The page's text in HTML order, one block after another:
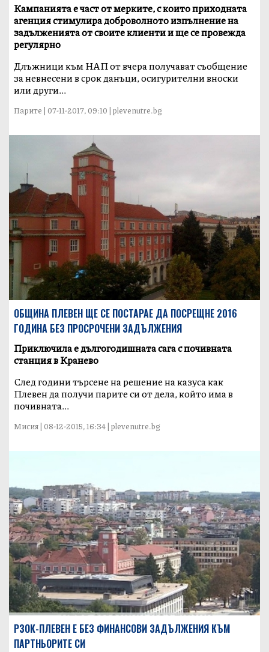
Кампанията е част от мерките, с които приходната
агенция стимулира доброволното изпълнение на
задълженията от своите клиенти и ще се провежда
регулярно
Длъжници към НАП от вчера получават съобщение
за невнесени в срок данъци, осигурителни вноски
или други...
Парите | 07-11-2017, 09:10 | plevenutre.bg
ОБЩИНА ПЛЕВЕН ЩЕ СЕ ПОСТАРАЕ ДА ПОСРЕЩНЕ 2016
ГОДИНА БЕЗ ПРОСРОЧЕНИ ЗАДЪЛЖЕНИЯ
Приключила е дългогодишната сага с почивната
станция в Кранево
След години търсене на решение на казуса как
Плевен да получи парите си от дела, който има в
почивната...
Мисия | 08-12-2015, 16:34 | plevenutre.bg
РЗОК-ПЛЕВЕН Е БЕЗ ФИНАНСОВИ ЗАДЪЛЖЕНИЯ КЪМ
ПАРТНЬОРИТЕ СИ